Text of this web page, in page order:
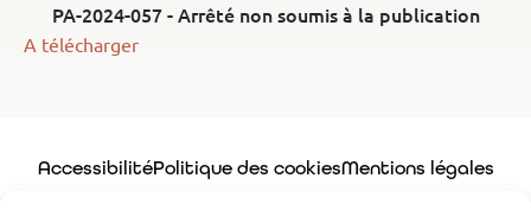
PA-2024-057 - Arrêté non soumis à la publication
A télécharger
AccessibilitéPolitique des cookiesMentions légales